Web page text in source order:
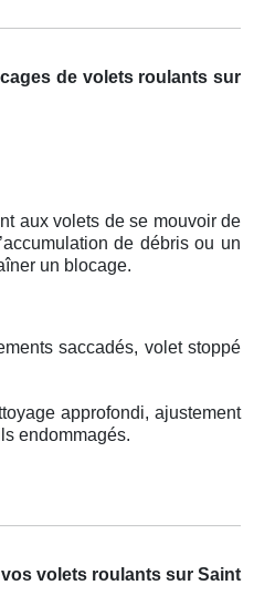
de volets roulants sur
aux volets de se mouvoir de
de débris ou un
un blocage.
saccadés, volet stoppé
approfondi, ajustement
endommagés.
volets roulants sur Saint